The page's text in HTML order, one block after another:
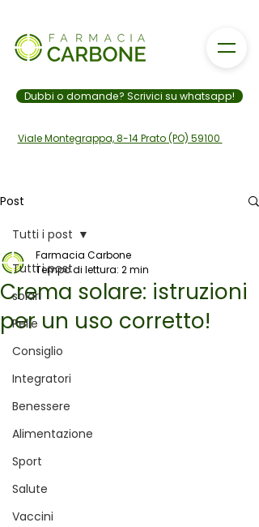
Dubbi o domande? Scrivici su whatsapp!
328 006 9801
Viale Montegrappa, 8-14 Prato (PO) 59100
Post
Tutti i post
solari
Pelle
Consiglio
Integratori
Benessere
Alimentazione
Sport
Salute
Vaccini
Tutti i post
Crema solare: istruzioni
per un uso corretto!
Farmacia Carbone
Tempo di lettura: 2 min